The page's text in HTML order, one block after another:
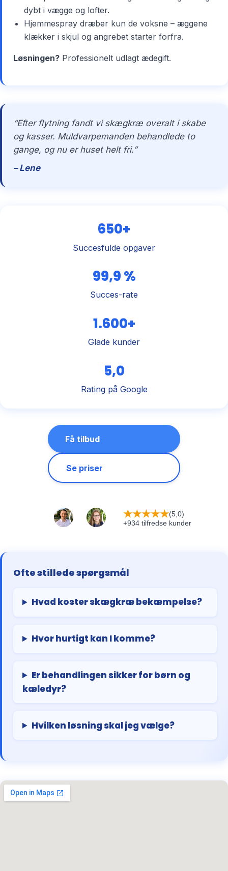
dybt i vægge og lofter.
Hjemmespray dræber kun de voksne – æggene
klækker i skjul og angrebet starter forfra.
Løsningen? Professionelt udlagt ædegift.
“Efter flytning fandt vi skægkræ overalt i skabe
og kasser. Muldvarpemanden behandlede to
gange, og nu er huset helt fri.”
– Lene
650+
Succesfulde opgaver
99,9 %
Succes-rate
1.600+
Glade kunder
5,0
Rating på Google
Få tilbud
Se priser
★★★★★(5,0)
+934 tilfredse kunder
Ofte stillede spørgsmål
Hvad koster skægkræ bekæmpelse?
Hvor hurtigt kan I komme?
Er behandlingen sikker for børn og
kæledyr?
Hvilken løsning skal jeg vælge?